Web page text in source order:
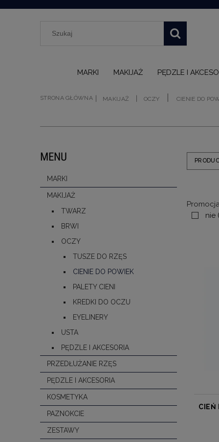
MARKI MAKIJAŻ PĘDZLE I
STRONA GŁÓWNA | MAKIJAŻ | OCZY CIENIE DO
MENU
MARKI
MAKIJAŻ
TWARZ
BRWI
OCZY
TUSZE DO RZĘS
CIENIE DO POWIEK
PALETY CIENI
KREDKI DO OCZU
EYELINERY
USTA
PĘDZLE I AKCESORIA
PRZEDŁUŻANIE RZĘS
PĘDZLE I AKCESORIA
KOSMETYKA
PAZNOKCIE
ZESTAWY
nie
CIEŃ